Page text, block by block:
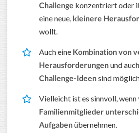
Challenge konzentriert oder
eine neue, kleinere
wollt.
Auch eine Kombination von
Herausforderungenund auch
Challenge-Ideensind
Vielleicht ist es sinnvoll, wenn
Familienmitglieder
Aufgabenübernehmen.